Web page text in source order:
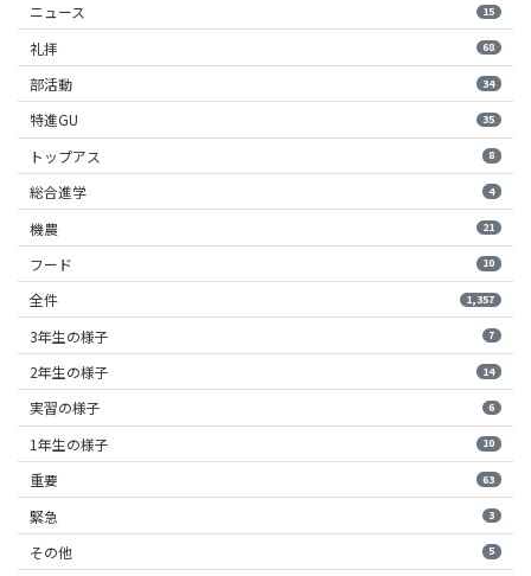
ニュース 15
礼拝 68
部活動 34
特進GU 35
トップアス 8
総合進学 4
機農 21
フード 10
全件 1,357
3年生の様子 7
2年生の様子 14
実習の様子 6
1年生の様子 10
重要 63
緊急 3
その他 5